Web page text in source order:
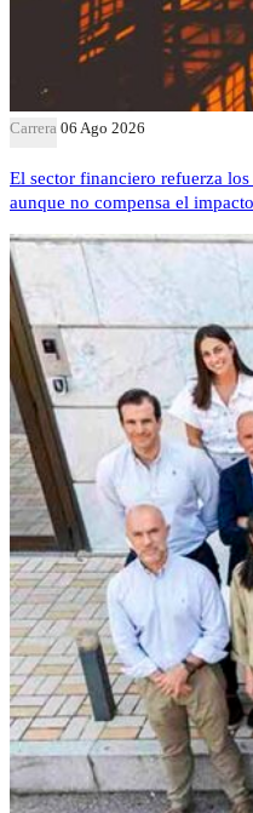
Carrera 06 Ago 2026
El sector financiero refuerza
aunque no compensa el